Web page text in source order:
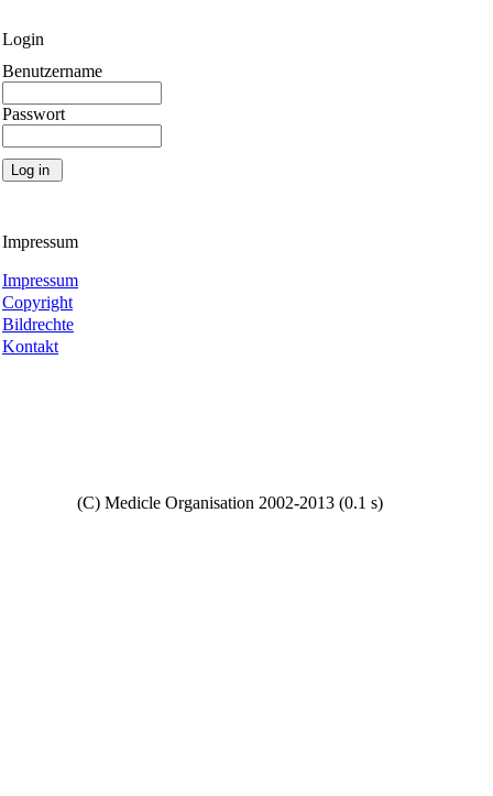
Login
Benutzername
Passwort
Impressum
Impressum
Copyright
Bildrechte
Kontakt
(C) Medicle Organisation 2002-2013 (0.1 s)